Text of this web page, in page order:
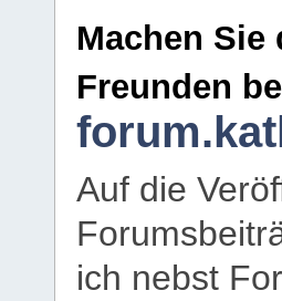
Machen Sie
Freunden
Auf die
ich nebst